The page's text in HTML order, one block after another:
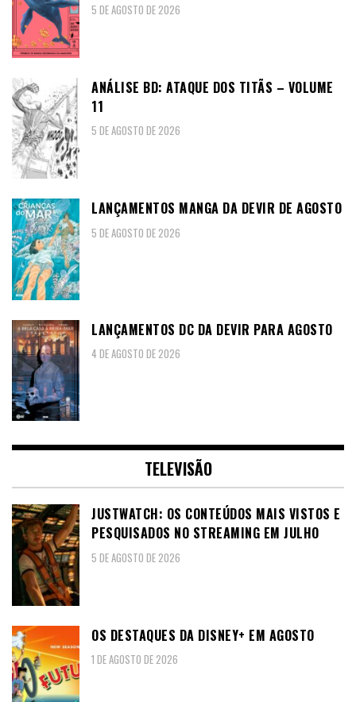
5 DE AGOSTO DE 2026
ANÁLISE BD: ATAQUE DOS TITÃS – VOLUME
11
5 DE AGOSTO DE 2026
LANÇAMENTOS MANGA DA DEVIR DE AGOSTO
5 DE AGOSTO DE 2026
LANÇAMENTOS DC DA DEVIR PARA AGOSTO
4 DE AGOSTO DE 2026
TELEVISÃO
JUSTWATCH: OS CONTEÚDOS MAIS VISTOS E
PESQUISADOS NO STREAMING EM JULHO
5 DE AGOSTO DE 2026
OS DESTAQUES DA DISNEY+ EM AGOSTO
1 DE AGOSTO DE 2026